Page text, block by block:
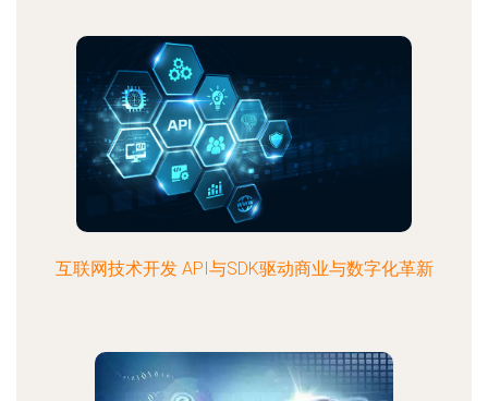
互联网技术开发 API与SDK驱动商业与数字化革新